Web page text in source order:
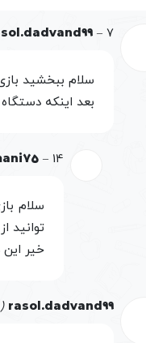
است،
– 7 فروردین, 1401
سلام ببخشید
بعد اینکه
– 14 فروردین, 1401
سلام
توانید
خیر
rasol.dadvand99